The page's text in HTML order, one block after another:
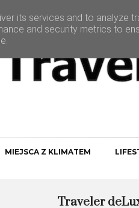
MIEJSCA Z KLIMATEM
Traveler
its services and to analyze
and security metrics to